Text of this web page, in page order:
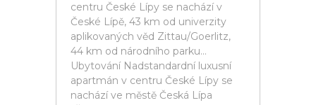
centru České Lípy se nachází v
České Lípě, 43 km od univerzity
aplikovaných věd Zittau/Goerlitz,
44 km od národního parku...
Ubytování Nadstandardní luxusní
apartmán v centru České Lípy se
nachází ve městě Česká Lípa